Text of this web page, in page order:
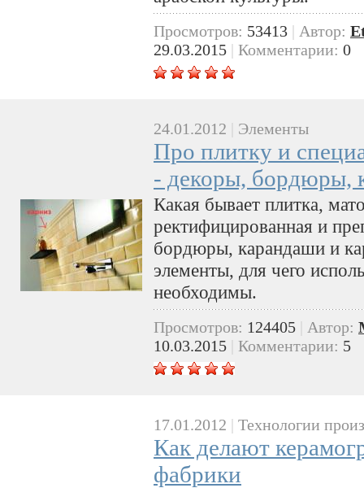
Просмотров: 53413 | Автор:
29.03.2015 | Комментарии: 0
24.01.2012 Элементы
Про плитку и
- декоры, бордюры,
Какая бывает плитка,
ректифицированная и
бордюры, карандаши и
элементы, для чего
необходимы.
Просмотров: 124405 Автор:
10.03.2015
Комментарии: 5
17.01.2012 | Технологии
Как делают
фабрики